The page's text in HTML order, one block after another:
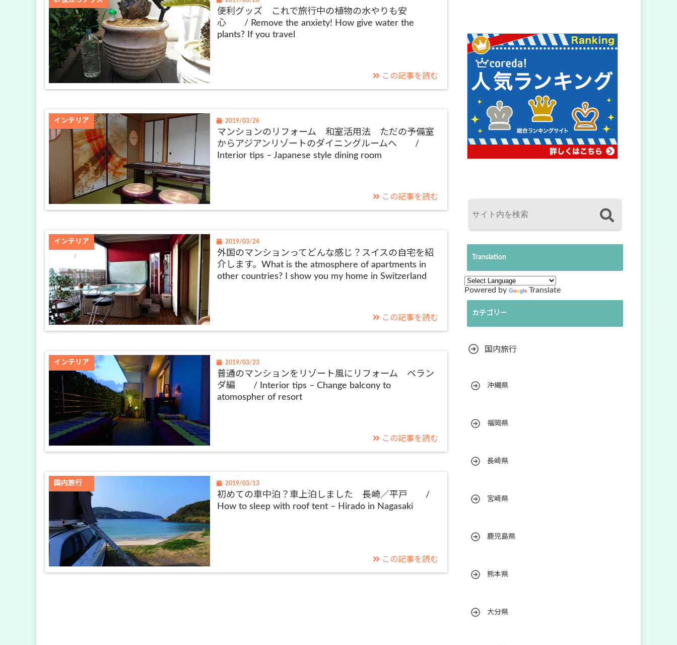
便利グッズ これで旅行中の植物の水やりも安
心 / Remove the anxiety! How give water the
plants? If you travel
この記事を読む
インテリア 2019/03/26
マンションのリフォーム 和室活用法 ただの予備室
からアジアンリゾートのダイニングルームへ /
Interior tips – Japanese style dining room
この記事を読む
インテリア 2019/03/24
外国のマンションってどんな感じ？スイスの自宅を紹
介します。What is the atmosphere of apartments in
other countries? I show you my home in Switzerland
この記事を読む
インテリア 2019/03/23
普通のマンションをリゾート風にリフォーム ベラン
ダ編 / Interior tips – Change balcony to
atomospher of resort
この記事を読む
国内旅行 2019/03/13
初めての車中泊？車上泊しました 長崎／平戸 /
How to sleep with roof tent – Hirado in Nagasaki
この記事を読む
Translation
Powered by Translate
カテゴリー
国内旅行
沖縄県
福岡県
長崎県
宮崎県
鹿児島県
熊本県
大分県